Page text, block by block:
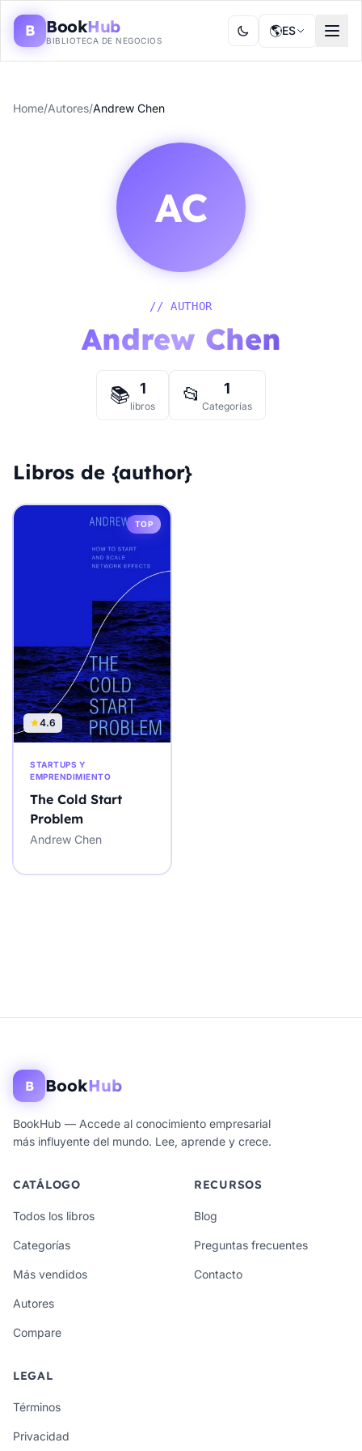
B BookHub
BIBLIOTECA DE NEGOCIOS
🌎ES
Home/Autores/Andrew Chen
AC
// AUTHOR
Andrew Chen
📚 1
libros 📂 1
Categorías
Libros de {author}
TOP
4.6
STARTUPS Y
EMPRENDIMIENTO
The Cold Start
Problem
Andrew Chen
B BookHub
BookHub — Accede al conocimiento empresarial
más influyente del mundo. Lee, aprende y crece.
CATÁLOGO
Todos los libros
Categorías
Más vendidos
Autores
Compare
RECURSOS
Blog
Preguntas frecuentes
Contacto
LEGAL
Términos
Privacidad